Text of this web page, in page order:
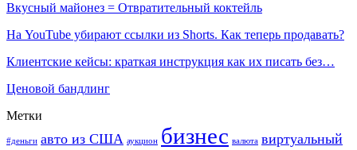
Вкусный майонез = Отвратительный коктейль
На YouTube убирают ссылки из Shorts. Как теперь продавать?
Клиентские кейсы: краткая инструкция как их писать без…
Ценовой бандлинг
Метки
#деньги авто из США аукцион бизнес валюта виртуальный